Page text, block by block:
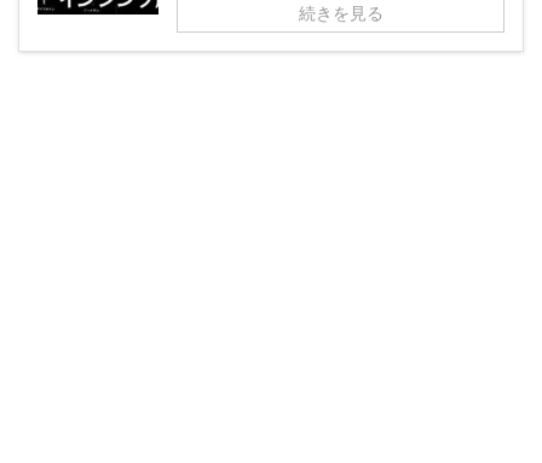
続きを見る